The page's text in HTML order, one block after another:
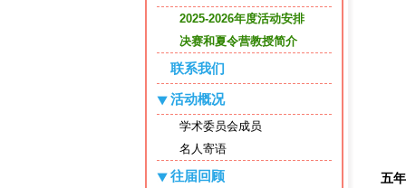
2025-2026年度活动安排
决赛和夏令营教授简介
联系我们
活动概况
学术委员会成员
名人寄语
往届回顾
五